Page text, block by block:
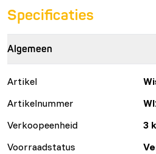
Specificaties
Algemeen
Artikel
Artikelnummer
Verkoopeenheid
3
Voorraadstatus